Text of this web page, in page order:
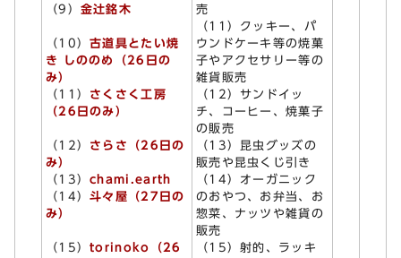
（9） 金辻銘木
（10）古道具とたい焼
き しののめ（26日の
み）
（11） さくさく工房
（26日のみ）
（12） さらさ（26日の
み）
（13）chami.earth
（14）斗々屋（27日の
み）
（15）torinoko（26
売
（11）クッキー、パ
ウンドケーキ等の焼菓
子やアクセサリー等の
雑貨販売
（12）サンドイッ
チ、コーヒー、焼菓子
の販売
（13）昆虫グッズの
販売や昆虫くじ引き
（14）オーガニック
のおやつ、お弁当、お
惣菜、ナッツや雑貨の
販売
（15）射的、ラッキ